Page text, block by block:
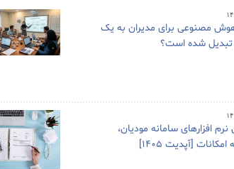
هوش مصنوعی برای مدیران به یک
تبدیل شده است؟
نرم افزارهای سامانه مودیان،
[آپدیت 1405]